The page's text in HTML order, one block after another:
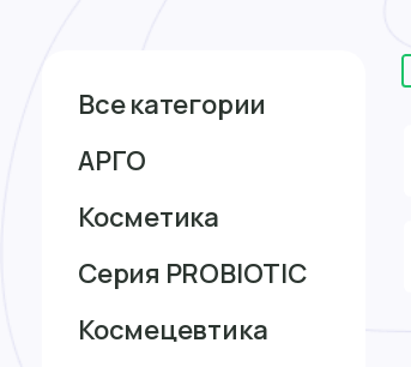
Все категории
АРГО
Косметика
Серия PROBIOTIC
Космецевтика